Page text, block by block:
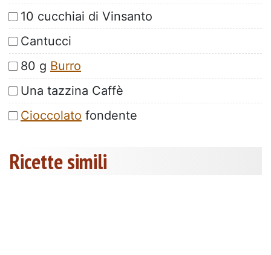
10 cucchiai di Vinsanto
Cantucci
80 g Burro
Una tazzina Caffè
Cioccolato fondente
Ricette simili